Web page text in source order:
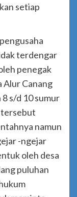
setiap
terdengar
penegak
Alur Canang
s/d 10 sumur
tersebut
namun
-ngejar
oleh desa
puluhan